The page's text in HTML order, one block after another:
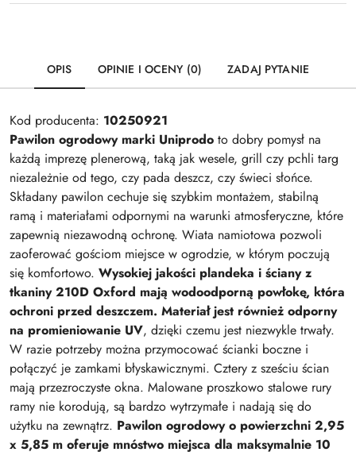
OPIS OPINIE I OCENY (0) ZADAJ PYTANIE
Kod producenta: 10250921
Pawilon ogrodowy marki Uniprodo to dobry pomysł na
każdą imprezę plenerową, taką jak wesele, grill czy pchli targ
niezależnie od tego, czy pada deszcz, czy świeci słońce.
Składany pawilon cechuje się szybkim montażem, stabilną
ramą i materiałami odpornymi na warunki atmosferyczne, które
zapewnią niezawodną ochronę. Wiata namiotowa pozwoli
zaoferować gościom miejsce w ogrodzie, w którym poczują
się komfortowo. Wysokiej jakości plandeka i ściany z
tkaniny 210D Oxford mają wodoodporną powłokę, która
ochroni przed deszczem. Materiał jest również odporny
na promieniowanie UV, dzięki czemu jest niezwykle trwały.
W razie potrzeby można przymocować ścianki boczne i
połączyć je zamkami błyskawicznymi. Cztery z sześciu ścian
mają przezroczyste okna. Malowane proszkowo stalowe rury
ramy nie korodują, są bardzo wytrzymałe i nadają się do
użytku na zewnątrz. Pawilon ogrodowy o powierzchni 2,95
x 5,85 m oferuje mnóstwo miejsca dla maksymalnie 10